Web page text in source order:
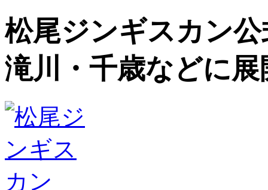
松尾ジンギスカン
滝川・千歳などに展